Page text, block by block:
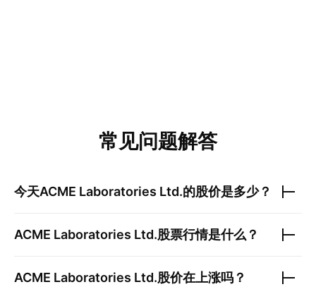
常见问题解答
今天ACME Laboratories Ltd.的股价是多少？
ACME Laboratories Ltd.股票行情是什么？
ACME Laboratories Ltd.股价在上涨吗？